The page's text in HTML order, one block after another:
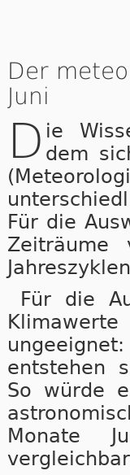
Der
Juni
D ie
dem
Für die
Zeiträume
Für die
entstehen
So würde
Monate